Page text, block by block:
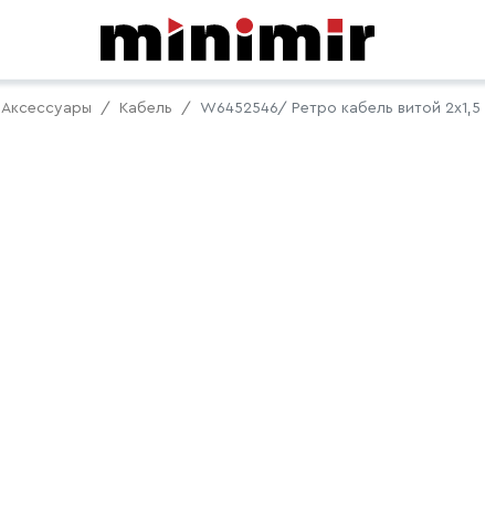
Аксессуары Кабель W6452546/ Ретро кабель витой 2х1,5